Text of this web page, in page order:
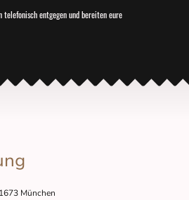
telefonisch entgegen und bereiten eure
München